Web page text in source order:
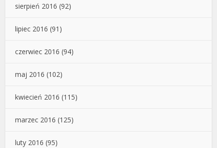
sierpień 2016 (92)
lipiec 2016 (91)
czerwiec 2016 (94)
maj 2016 (102)
kwiecień 2016 (115)
marzec 2016 (125)
luty 2016 (95)